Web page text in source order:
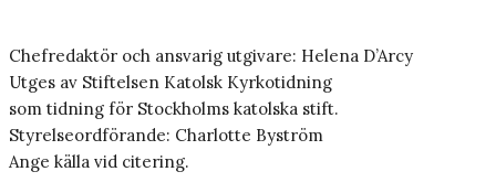
Chefredaktör och ansvarig utgivare: Helena D’Arcy
Utges av Stiftelsen Katolsk Kyrkotidning
som tidning för Stockholms katolska stift.
Styrelseordförande: Charlotte Byström
Ange källa vid citering.